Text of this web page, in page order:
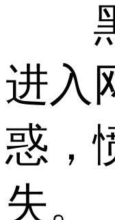
黑
进入
惑，
失。